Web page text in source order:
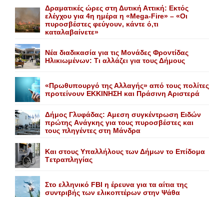
Δραματικές ώρες στη Δυτική Αττική: Εκτός
ελέγχου για 4η ημέρα η «Mega-Fire» – «Οι
πυροσβέστες φεύγουν, κάντε ό,τι
καταλαβαίνετε»
Nέα διαδικασία για τις Mονάδες Φροντίδας
Hλικιωμένων: Tι αλλάζει για τους Δήμους
«Πρωθυπουργό της Αλλαγής» από τους πολίτες
προτείνουν EKKINHΣΗ και Πράσινη Αριστερά
Δήμος Γλυφάδας: Aμεση συγκέντρωση Eιδών
πρώτης Aνάγκης για τους πυροσβέστες και
τους πληγέντες στη Mάνδρα
Kαι στους Yπαλλήλους των Δήμων το Eπίδομα
Tετραπληγίας
Στο ελληνικό FBI η έρευνα για τα αίτια της
συντριβής των ελικοπτέρων στην Ψάθα